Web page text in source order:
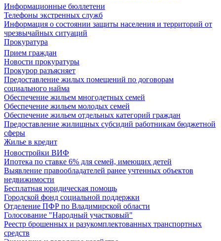
Информационные бюллетени
Телефоны экстренных служб
Информация о состоянии защиты населения и территорий от
чрезвычайных ситуаций
Прокуратура
Прием граждан
Новости прокуратуры
Прокурор разъясняет
Предоставление жилых помещений по договорам
социального найма
Обеспечение жильем многодетных семей
Обеспечение жильем молодых семей
Обеспечение жильем отдельных категорий граждан
Предоставление жилищных субсидий работникам бюджетной
сферы
Жилье в кредит
Новостройки ВИФ
Ипотека по ставке 6% для семей, имеющих детей
Выявление правообладателей ранее учтенных объектов
недвижимости
Бесплатная юридическая помощь
Городской фонд социальной поддержки
Отделение ПФР по Владимирской области
Голосование "Народный участковый"
Реестр брошенных и разукомплектованных транспортных
средств